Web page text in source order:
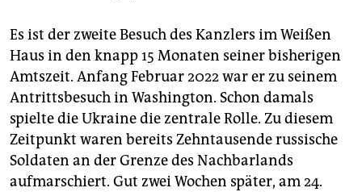
Es ist der zweite Besuch des Kanzlers im Weißen
Haus in den knapp 15 Monaten seiner bisherigen
Amtszeit. Anfang Februar 2022 war er zu seinem
Antrittsbesuch in Washington. Schon damals
spielte die Ukraine die zentrale Rolle. Zu diesem
Zeitpunkt waren bereits Zehntausende russische
Soldaten an der Grenze des Nachbarlands
aufmarschiert. Gut zwei Wochen später, am 24.